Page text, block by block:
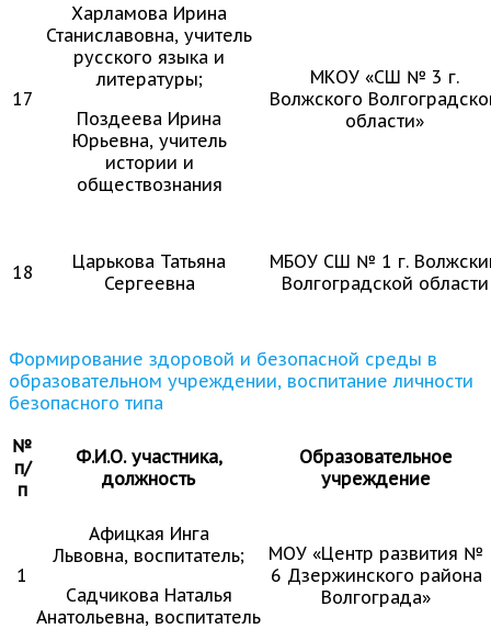
17
Харламова Ирина
Станиславовна, учитель
русского языка и
литературы;
Поздеева Ирина
Юрьевна, учитель
истории и
обществознания
МКОУ «СШ № 3 г.
Волжского
области»
18
Царькова Татьяна
Сергеевна
МБОУ СШ № 1 г.
Волгоградской области
Формирование здоровой и безопасной среды в
образовательном учреждении, воспитание личности
безопасного типа
№
п/
п
Ф.И.О. участника,
должность
Образовательное
учреждение
1
Афицкая Инга
Львовна, воспитатель;
Садчикова Наталья
Анатольевна, воспитатель
МОУ «Центр развития №
6 Дзержинского района
Волгограда»